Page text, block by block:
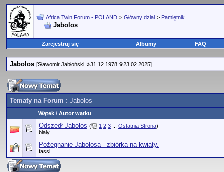
Africa Twin Forum - POLAND > Główny dział > Pamiętnik
Jabolos
Zarejestruj się Albumy FAQ
Jabolos [Sławomir Jabłoński ✰31.12.1978 ✞23.02.2025]
Tematy na Forum : Jabolos
Wątek / Autor wątku
Odszedł Jabolos ( 1 2 3 Ostatnia Strona)
bialy
Pożegnanie Jabolosa - zbiórka na kwiaty.
fassi